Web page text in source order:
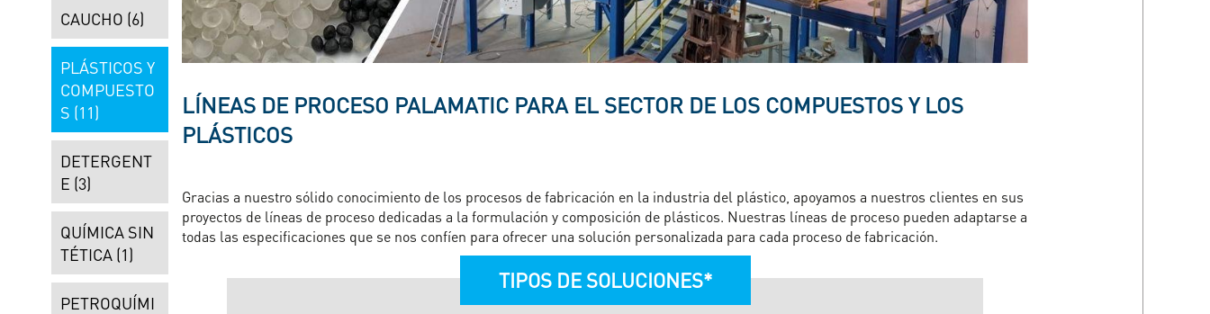
CAUCHO (6)
PLÁSTICOS Y
COMPUESTO
S (11)
DETERGENT
E (3)
QUÍMICA SIN
TÉTICA (1)
PETROQUÍMI
LÍNEAS DE PROCESO PALAMATIC PARA EL SECTOR DE LOS COMPUESTOS Y LOS
PLÁSTICOS
Gracias a nuestro sólido conocimiento de los procesos de fabricación en la industria del plástico, apoyamos a nuestros clientes en sus
proyectos de líneas de proceso dedicadas a la formulación y composición de plásticos. Nuestras líneas de proceso pueden adaptarse a
todas las especificaciones que se nos confíen para ofrecer una solución personalizada para cada proceso de fabricación.
TIPOS DE SOLUCIONES*